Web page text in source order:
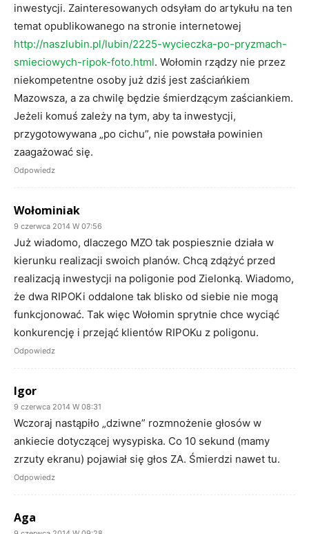
inwestycji. Zainteresowanych odsyłam do artykułu na ten
temat opublikowanego na stronie internetowej
http://naszlubin.pl/lubin/2225-wycieczka-po-pryzmach-
smieciowych-ripok-foto.html. Wołomin rządzy nie przez
niekompetentne osoby już dziś jest zaściańkiem
Mazowsza, a za chwilę będzie śmierdzącym zaściankiem.
Jeżeli komuś zależy na tym, aby ta inwestycji,
przygotowywana „po cichu”, nie powstała powinien
zaagażować się.
Odpowiedz
Wołominiak
9 czerwca 2014 W 07:56
Już wiadomo, dlaczego MZO tak pospiesznie działa w
kierunku realizacji swoich planów. Chcą zdążyć przed
realizacją inwestycji na poligonie pod Zielonką. Wiadomo,
że dwa RIPOKi oddalone tak blisko od siebie nie mogą
funkcjonować. Tak więc Wołomin sprytnie chce wyciąć
konkurencję i przejąć klientów RIPOKu z poligonu.
Odpowiedz
Igor
9 czerwca 2014 W 08:31
Wczoraj nastąpiło „dziwne” rozmnożenie głosów w
ankiecie dotyczącej wysypiska. Co 10 sekund (mamy
zrzuty ekranu) pojawiał się głos ZA. Śmierdzi nawet tu.
Odpowiedz
Aga